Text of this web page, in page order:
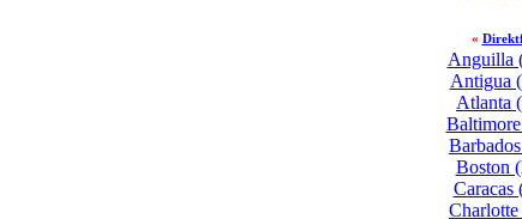
«
Anguilla
Antigua
Atlanta
Boston
Caracas